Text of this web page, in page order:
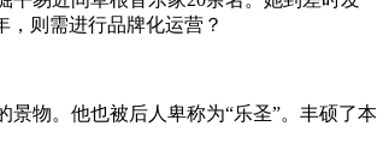
，则需进行品牌化运营？
物。他也被后人卑称为“乐圣”。丰硕了本